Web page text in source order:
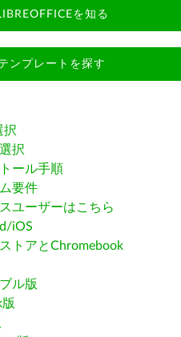
を知る
ンプレートを探す
択
択
ール手順
要件
ユーザーはこちら
iOS
トアとChromebook
ル版